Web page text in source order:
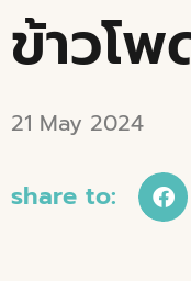
ข้าวโ
21 May 2024
share to: